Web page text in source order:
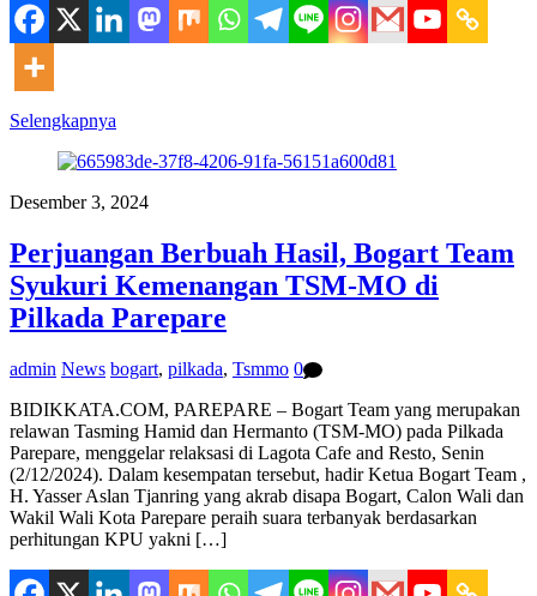
Selengkapnya
Desember 3, 2024
Perjuangan Berbuah Hasil, Bogart Team
Syukuri Kemenangan TSM-MO di
Pilkada Parepare
admin News bogart, pilkada, Tsmmo 0
BIDIKKATA.COM, PAREPARE – Bogart Team yang merupakan
relawan Tasming Hamid dan Hermanto (TSM-MO) pada Pilkada
Parepare, menggelar relaksasi di Lagota Cafe and Resto, Senin
(2/12/2024). Dalam kesempatan tersebut, hadir Ketua Bogart Team ,
H. Yasser Aslan Tjanring yang akrab disapa Bogart, Calon Wali dan
Wakil Wali Kota Parepare peraih suara terbanyak berdasarkan
perhitungan KPU yakni […]